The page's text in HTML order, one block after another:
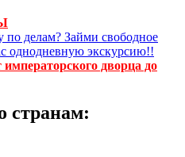
по делам? Займи свободное
однодневную экскурсию!!
дворца до
странам: